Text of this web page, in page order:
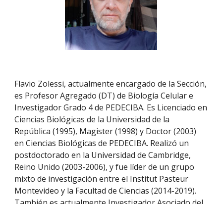
Flavio Zolessi, actualmente encargado de la Sección,
es Profesor Agregado (DT) de Biología Celular e
Investigador Grado 4 de PEDECIBA. Es Licenciado en
Ciencias Biológicas de la Universidad de la
República (1995), Magister (1998) y Doctor (2003)
en Ciencias Biológicas de PEDECIBA. Realizó un
postdoctorado en la Universidad de Cambridge,
Reino Unido (2003-2006), y fue líder de un grupo
mixto de investigación entre el Institut Pasteur
Montevideo y la Facultad de Ciencias (2014-2019).